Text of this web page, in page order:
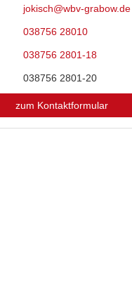
jokisch@wbv-grabow.de
038756 28010
038756 2801-18
038756 2801-20
zum Kontaktformular